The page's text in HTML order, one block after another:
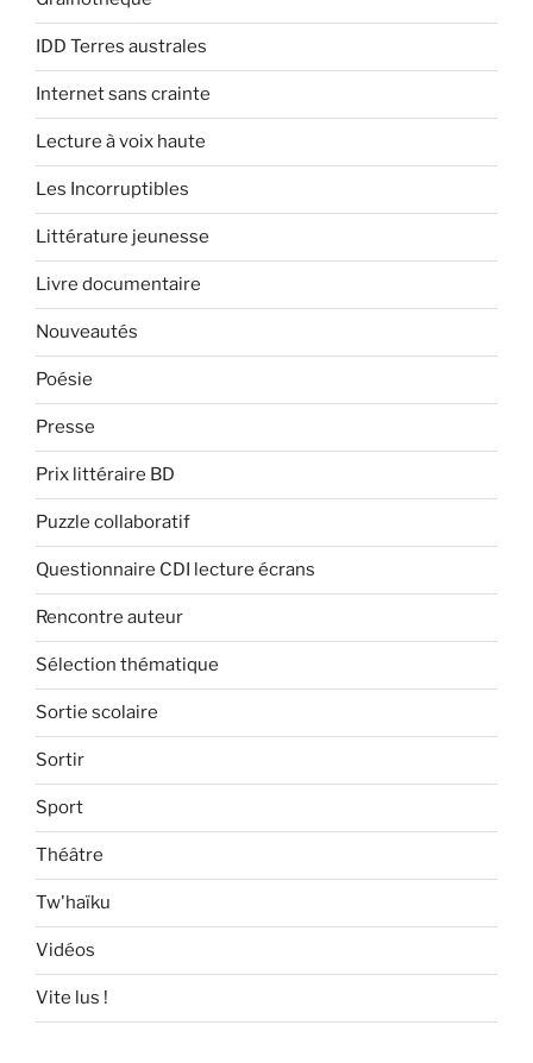
IDD Terres australes
Internet sans crainte
Lecture à voix haute
Les Incorruptibles
Littérature jeunesse
Livre documentaire
Nouveautés
Poésie
Presse
Prix littéraire BD
Puzzle collaboratif
Questionnaire CDI lecture écrans
Rencontre auteur
Sélection thématique
Sortie scolaire
Sortir
Sport
Théâtre
Tw'haïku
Vidéos
Vite lus !